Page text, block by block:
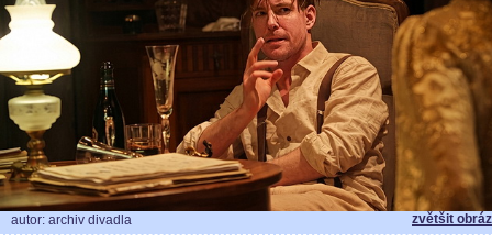
autor: archiv divadla zvětšit